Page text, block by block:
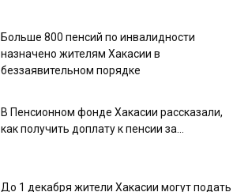
Больше 800 пенсий по инвалидности
назначено жителям Хакасии в
беззаявительном порядке
В Пенсионном фонде Хакасии рассказали,
как получить доплату к пенсии за...
До 1 декабря жители Хакасии могут подать